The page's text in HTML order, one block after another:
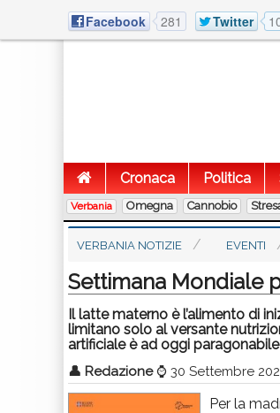
Facebook 281 Twitter
Cronaca
Politica
Verbania Omegna Cannobio
VERBANIA NOTIZIE EVENTI
Settimana Mondiale
Il latte materno è l’alimento di
limitano solo al versante
artificiale è ad oggi
👤 Redazione ⌚ 30 Settembre
Per la